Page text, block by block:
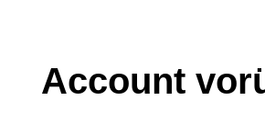
Account